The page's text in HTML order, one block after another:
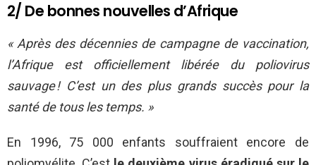
2/ De bonnes nouvelles d’Afrique
« Après des décennies de campagne de vaccination,
l’Afrique est officiellement libérée du poliovirus
sauvage ! C’est un des plus grands succès pour la
santé de tous les temps. »
En 1996, 75 000 enfants souffraient encore de